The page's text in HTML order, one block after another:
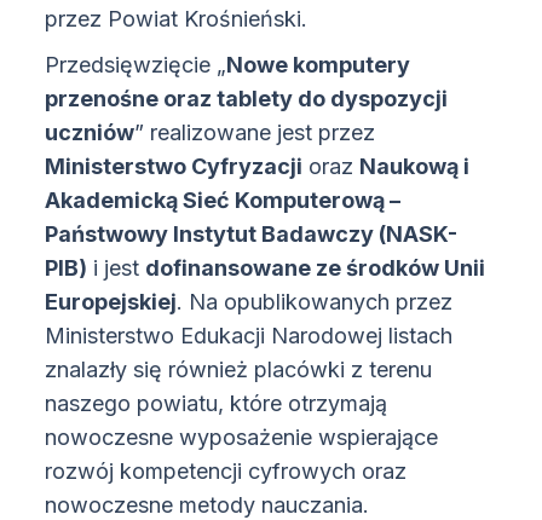
przez Powiat Krośnieński.
Przedsięwzięcie „Nowe komputery
przenośne oraz tablety do dyspozycji
uczniów” realizowane jest przez
Ministerstwo Cyfryzacji oraz Naukową i
Akademicką Sieć Komputerową –
Państwowy Instytut Badawczy (NASK-
PIB) i jest dofinansowane ze środków Unii
Europejskiej. Na opublikowanych przez
Ministerstwo Edukacji Narodowej listach
znalazły się również placówki z terenu
naszego powiatu, które otrzymają
nowoczesne wyposażenie wspierające
rozwój kompetencji cyfrowych oraz
nowoczesne metody nauczania.